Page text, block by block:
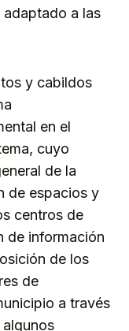
a las
y cabildos
en el
cuyo
de la
de espacios y
centros de
de información
de los
de
a través